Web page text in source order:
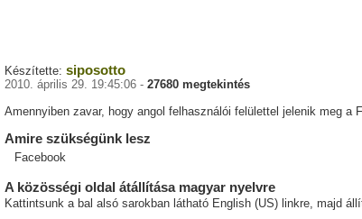
Készítette: siposotto
2010. április 29. 19:45:06 - 27680 megtekintés
Amennyiben zavar, hogy angol felhasználói felülettel jelenik meg
Amire szükségünk lesz
Facebook
A közösségi oldal átállítása magyar nyelvre
Kattintsunk a bal alsó sarokban látható English (US) linkre, majd